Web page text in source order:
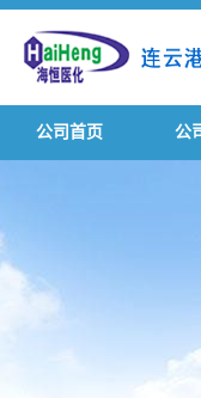
公司首页 公